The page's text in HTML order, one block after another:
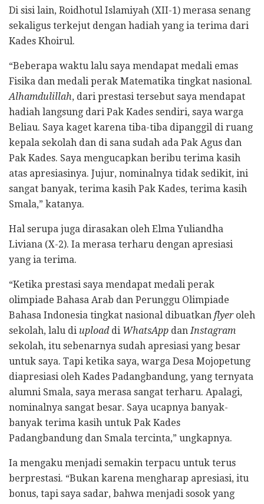
Di sisi lain, Roidhotul Islamiyah (XII-1) merasa senang
sekaligus terkejut dengan hadiah yang ia terima dari
Kades Khoirul.
“Beberapa waktu lalu saya mendapat medali emas
Fisika dan medali perak Matematika tingkat nasional.
Alhamdulillah, dari prestasi tersebut saya mendapat
hadiah langsung dari Pak Kades sendiri, saya warga
Beliau. Saya kaget karena tiba-tiba dipanggil di ruang
kepala sekolah dan di sana sudah ada Pak Agus dan
Pak Kades. Saya mengucapkan beribu terima kasih
atas apresiasinya. Jujur, nominalnya tidak sedikit, ini
sangat banyak, terima kasih Pak Kades, terima kasih
Smala,” katanya.
Hal serupa juga dirasakan oleh Elma Yuliandha
Liviana (X-2). Ia merasa terharu dengan apresiasi
yang ia terima.
“Ketika prestasi saya mendapat medali perak
olimpiade Bahasa Arab dan Perunggu Olimpiade
Bahasa Indonesia tingkat nasional dibuatkan flyeroleh
sekolah, lalu di uploaddi WhatsApp dan Instagram
sekolah, itu sebenarnya sudah apresiasi yang besar
untuk saya. Tapi ketika saya, warga Desa Mojopetung
diapresiasi oleh Kades Padangbandung, yang ternyata
alumni Smala, saya merasa sangat terharu. Apalagi,
nominalnya sangat besar. Saya ucapnya banyak-
banyak terima kasih untuk Pak Kades
Padangbandung dan Smala tercinta,” ungkapnya.
Ia mengaku menjadi semakin terpacu untuk terus
berprestasi. “Bukan karena mengharap apresiasi, itu
bonus, tapi saya sadar, bahwa menjadi sosok yang